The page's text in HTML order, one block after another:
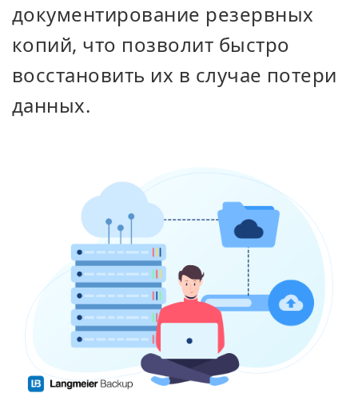
документирование резервных
копий, что позволит быстро
восстановить их в случае потери
данных.